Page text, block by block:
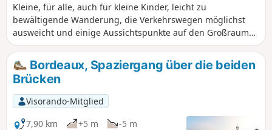
Kleine, für alle, auch für kleine Kinder, leicht zu
bewältigende Wanderung, die Verkehrswegen möglichst
ausweicht und einige Aussichtspunkte auf den Großraum
Bordeaux bietet. Ideal für einen Sonntagnachmittag mit der
Familie.Bordeaux, Spaziergang über die beiden
Brücken
Visorando-Mitglied
7,90 km
+5 m
-5 m